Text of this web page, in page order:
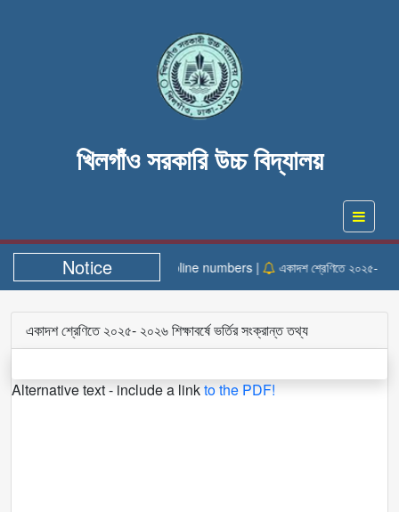
খিলগাঁও সরকারি উচ্চ বিদ্যালয়
Notice Helpline numbers | একাদশ শ্রেণিতে ২০২৫- ২০২৬
একাদশ শ্রেণিতে ২০২৫- ২০২৬ শিক্ষাবর্ষে ভর্তির সংক্রান্ত তথ্য
Alternative text - include a linkto the PDF!